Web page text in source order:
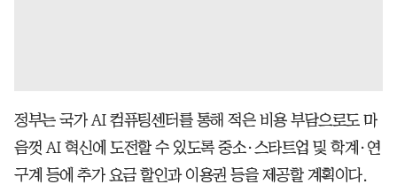
정부는 국가 AI 컴퓨팅센터를 통해 적은 비용 부담으로도 마
음껏 AI 혁신에 도전할 수 있도록 중소·스타트업 및 학계·연
구계 등에 추가 요금 할인과 이용권 등을 제공할 계획이다.